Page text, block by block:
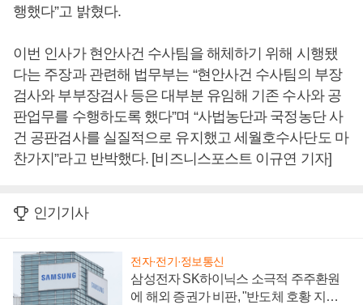
행했다”고 밝혔다.
이번 인사가 현안사건 수사팀을 해체하기 위해 시행됐
다는 주장과 관련해 법무부는 “현안사건 수사팀의 부장
검사와 부부장검사 등은 대부분 유임해 기존 수사와 공
판업무를 수행하도록 했다”며 “사법농단과 국정농단 사
건 공판검사를 실질적으로 유지했고 세월호수사단도 마
찬가지”라고 반박했다. [비즈니스포스트 이규연 기자]
인기기사
전자·전기·정보통신
삼성전자 SK하이닉스 소극적 주주환원
에 해외 증권가 비판, "반도체 호황 지속